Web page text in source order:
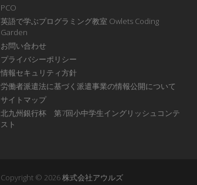
PCO
英語で学ぶプログラミング教室 Owlets Coding
Garden
お問い合わせ
プライバシーポリシー
情報セキュリティ方針
労働者派遣法に基づく派遣事業の情報公開について
サイトマップ
北九州銀行杯 第7回小中学生イングリッシュコンテ
スト
Copyright © 2026株式会社アウルズ